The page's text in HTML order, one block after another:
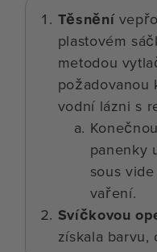
Těsnění
plastovém
metodou
požadovanou
vodní lázni s
panenky
sous
vaření.
Svíčkovou
získala